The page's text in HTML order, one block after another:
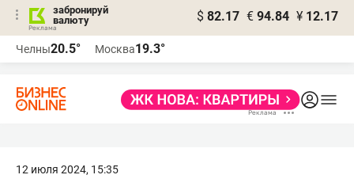
забронируй
валюту
$ 82.17 € 94.84 ¥ 12.17
Челны20.5° Москва19.3°
12 июля 2024, 15:35